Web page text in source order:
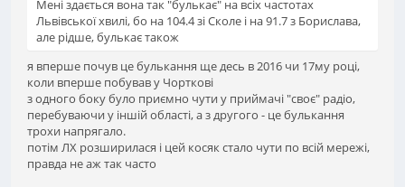
Мені здається вона так "булькає" на всіх частотах
Львівської хвилі, бо на 104.4 зі Сколе і на 91.7 з Борислава,
але рідше, булькає також
я вперше почув це булькання ще десь в 2016 чи 17му році,
коли вперше побував у Чорткові
з одного боку було приємно чути у приймачі "своє" радіо,
перебуваючи у іншій області, а з другого - це булькання
трохи напрягало.
потім ЛХ розширилася і цей косяк стало чути по всій мережі,
правда не аж так часто